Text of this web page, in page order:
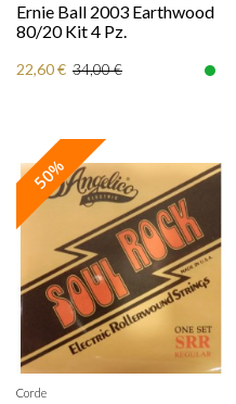
Ernie Ball 2003 Earthwood
80/20 Kit 4 Pz.
22,60 € 34,00 €
50%
Corde